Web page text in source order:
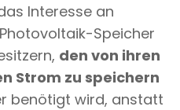
Interesse an
Speicher
den von ihren
Strom zu speichern
benötigt wird, anstatt